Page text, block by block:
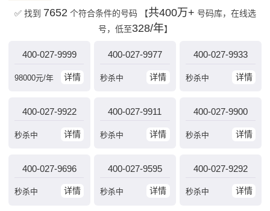
✅ 找到 7652 个符合条件的号码 【共400万+ 号码库，在线选
号，低至328/年】
400-027-9999
详情
98000元/年
400-027-9977
详情
秒杀中
400-027-9933
详情
秒杀中
400-027-9922
详情
秒杀中
400-027-9911
详情
秒杀中
400-027-9900
详情
秒杀中
400-027-9696
详情
秒杀中
400-027-9595
详情
秒杀中
400-027-9292
详情
秒杀中